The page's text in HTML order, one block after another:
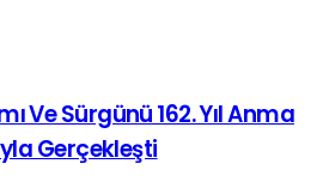
Ve Sürgünü 162. Yıl Anma
Gerçekleşti